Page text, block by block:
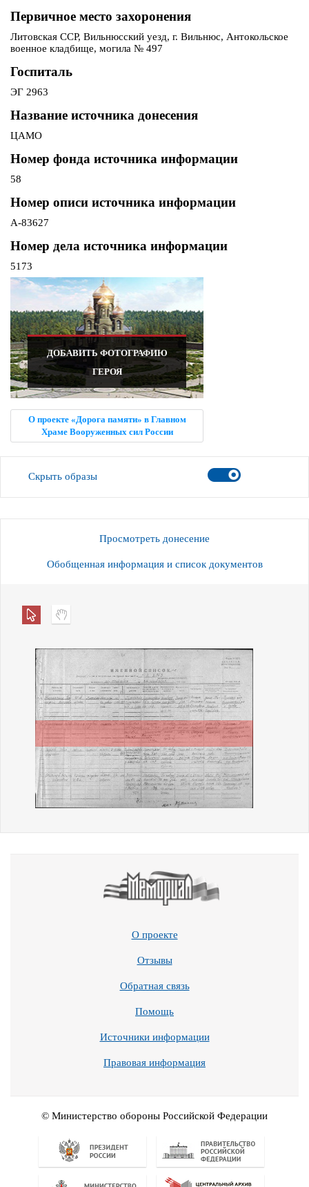
Первичное место захоронения
Литовская ССР, Вильнюсский уезд, г. Вильнюс, Антокольское
военное кладбище, могила № 497
Госпиталь
ЭГ 2963
Название источника донесения
ЦАМО
Номер фонда источника информации
58
Номер описи источника информации
А-83627
Номер дела источника информации
5173
ДОБАВИТЬ ФОТОГРАФИЮ
ГЕРОЯ
О проекте «Дорога памяти» в Главном
Храме Вооруженных сил России
Скрыть образы
Просмотреть донесение
Обобщенная информация и список документов
О проекте
Отзывы
Обратная связь
Помощь
Источники информации
Правовая информация
© Министерство обороны Российской Федерации